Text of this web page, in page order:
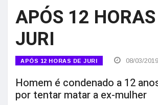
APÓS 12
JURI
APÓS 12 HORAS DE JURI 08/03/2019
Homem é condenado a 12
por tentar matar a ex-mulher